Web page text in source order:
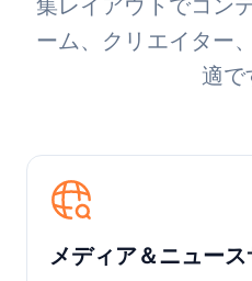
集レイアウトでコン
ーム、クリエイター
適で
メディア＆ニュース